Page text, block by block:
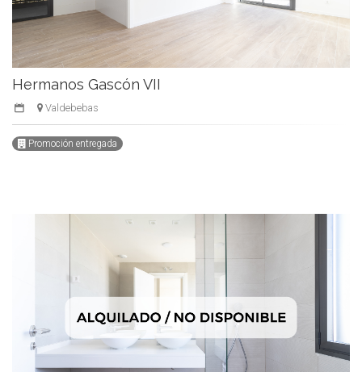
Hermanos Gascón VII
Valdebebas
Promoción entregada